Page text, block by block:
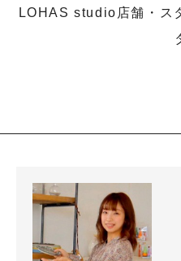
LOHAS studio店舗・ス